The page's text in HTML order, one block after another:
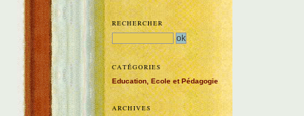
RECHERCHER
CATÉGORIES
Education, Ecole et Pédagogie
ARCHIVES